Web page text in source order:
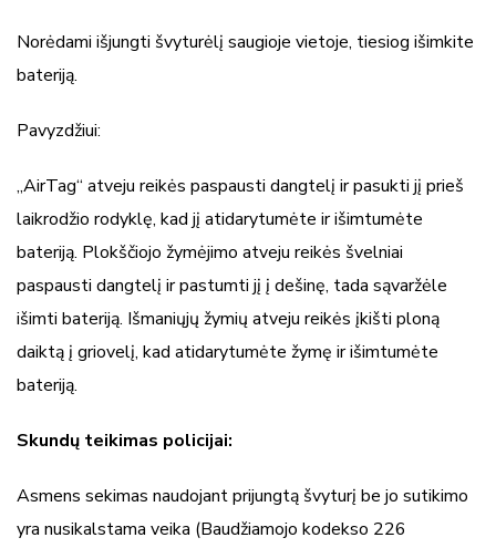
Norėdami išjungti švyturėlį saugioje vietoje, tiesiog išimkite
bateriją.
Pavyzdžiui:
„AirTag“ atveju reikės paspausti dangtelį ir pasukti jį prieš
laikrodžio rodyklę, kad jį atidarytumėte ir išimtumėte
bateriją. Plokščiojo žymėjimo atveju reikės švelniai
paspausti dangtelį ir pastumti jį į dešinę, tada sąvaržėle
išimti bateriją. Išmaniųjų žymių atveju reikės įkišti ploną
daiktą į griovelį, kad atidarytumėte žymę ir išimtumėte
bateriją.
Skundų teikimas policijai:
Asmens sekimas naudojant prijungtą švyturį be jo sutikimo
yra nusikalstama veika (Baudžiamojo kodekso 226